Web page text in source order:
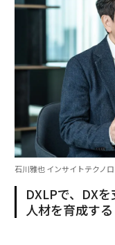
石川雅也 インサイトテクノ
DXLPで、DX
人材を育成する